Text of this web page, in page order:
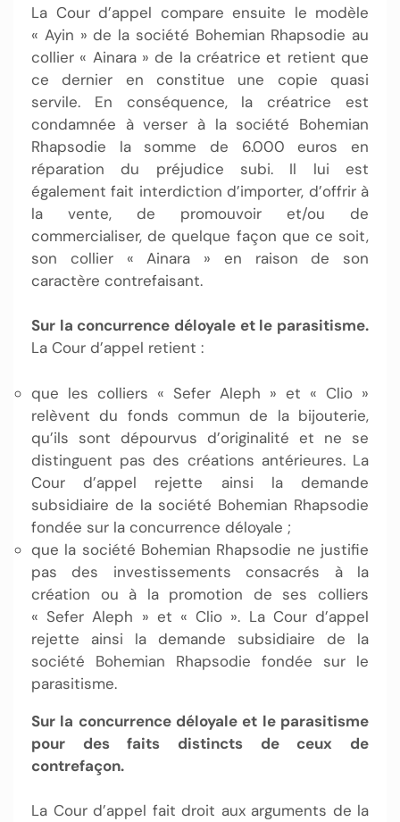
La Cour d’appel compare ensuite le modèle
« Ayin » de la société Bohemian Rhapsodie au
collier « Ainara » de la créatrice et retient que
ce dernier en constitue une copie quasi
servile. En conséquence, la créatrice est
condamnée à verser à la société Bohemian
Rhapsodie la somme de 6.000 euros en
réparation du préjudice subi. Il lui est
également fait interdiction d’importer, d’offrir à
la vente, de promouvoir et/ou de
commercialiser, de quelque façon que ce soit,
son collier « Ainara » en raison de son
caractère contrefaisant.
Sur la concurrence déloyale et le parasitisme.
La Cour d’appel retient :
que les colliers « Sefer Aleph » et « Clio »
relèvent du fonds commun de la bijouterie,
qu’ils sont dépourvus d’originalité et ne se
distinguent pas des créations antérieures. La
Cour d’appel rejette ainsi la demande
subsidiaire de la société Bohemian Rhapsodie
fondée sur la concurrence déloyale ;
que la société Bohemian Rhapsodie ne justifie
pas des investissements consacrés à la
création ou à la promotion de ses colliers
« Sefer Aleph » et « Clio ». La Cour d’appel
rejette ainsi la demande subsidiaire de la
société Bohemian Rhapsodie fondée sur le
parasitisme.
Sur la concurrence déloyale et le parasitisme
pour des faits distincts de ceux de
contrefaçon.
La Cour d’appel fait droit aux arguments de la